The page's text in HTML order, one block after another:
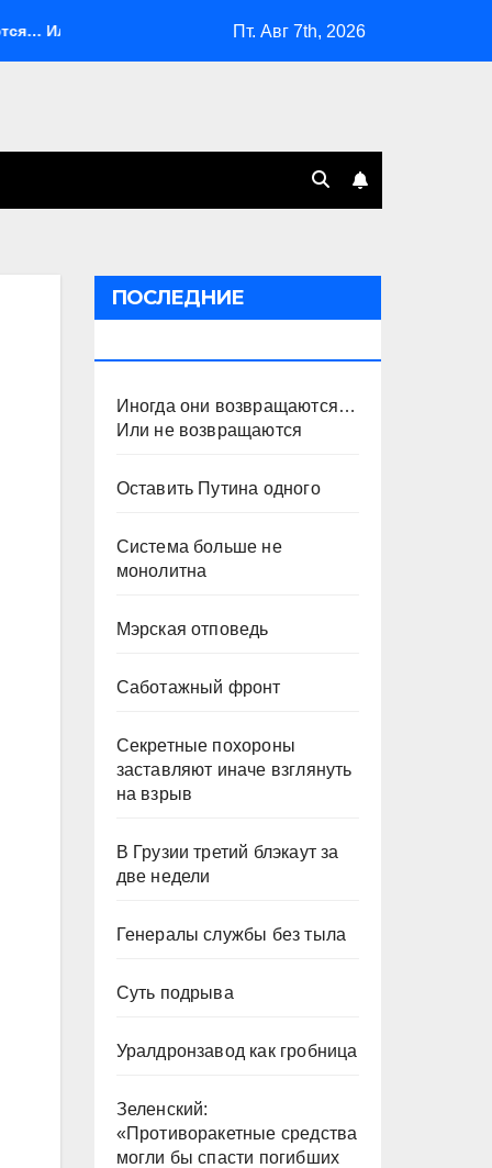
не возвращаются Оставить Путина одного
Пт. Авг 7th, 2026
ПОСЛЕДНИЕ
Иногда они возвращаются…
Или не возвращаются
Оставить Путина одного
Система больше не
монолитна
Мэрская отповедь
Саботажный фронт
Секретные похороны
заставляют иначе взглянуть
на взрыв
В Грузии третий блэкаут за
две недели
Генералы службы без тыла
Суть подрыва
Уралдронзавод как гробница
Зеленский:
«Противоракетные средства
могли бы спасти погибших